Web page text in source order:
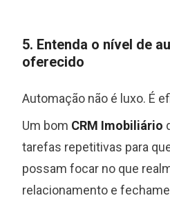
5. Entenda o nível de
oferecido
Automação não é luxo. É
Um bom CRM Imobiliário
tarefas repetitivas para
possam focar no que
relacionamento e